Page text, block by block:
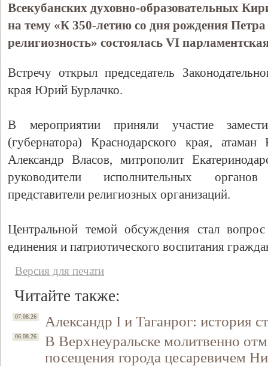
Всекубанских духовно-образовательных
на тему «К 350-летию со дня рождения
религиозность» состоялась VI
Встречу открыл председатель
края Юрий Бурлачко.
В мероприятии приняли участие
(губернатора) Краснодарского края, атаман
Александр Власов, митрополит
руководители исполнительных
представители религиозных организаций.
Центральной темой обсуждения стал
единения и патриотического воспитания
Версия для печати
Читайте также:
07.08.26 Александр I и Таганрог: история
06.08.26
В Верхнеуральске молитвенно
посещения города цесаревичем